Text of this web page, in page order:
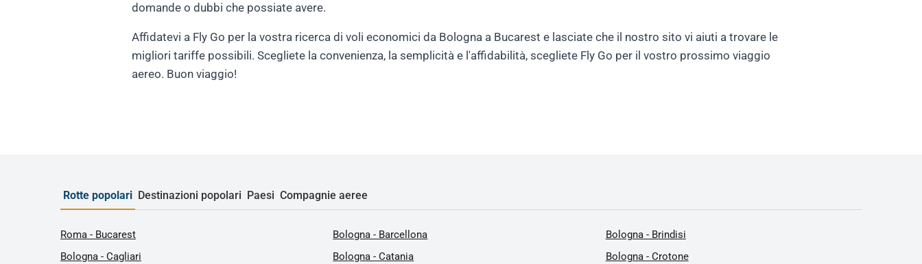
domande o dubbi che possiate avere.
Affidatevi a Fly Go per la vostra ricerca di voli economici da Bologna a Bucarest e lasciate che il nostro sito vi aiuti a trovare le
migliori tariffe possibili. Scegliete la convenienza, la semplicità e l'affidabilità, scegliete Fly Go per il vostro prossimo viaggio
aereo. Buon viaggio!
Rotte popolari Destinazioni popolari Paesi Compagnie aeree
Roma - Bucarest Bologna - Barcellona
Bologna - Brindisi
Bologna - Cagliari
Bologna - Catania Bologna - Crotone